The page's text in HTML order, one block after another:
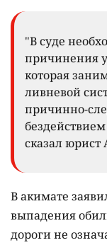
"В суде
причинения
которая
ливневой
причинно-
сказал
В акимате
выпадения
дороги не